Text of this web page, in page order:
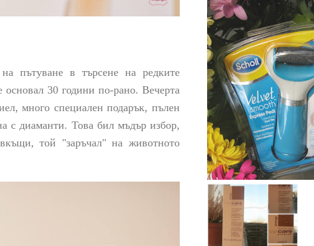
пътуване в търсене на редките
30 години по-рано. Вечерта
много специален подарък, пълен
с диаманти. Това бил мъдър избор,
той "заръчал" на животното